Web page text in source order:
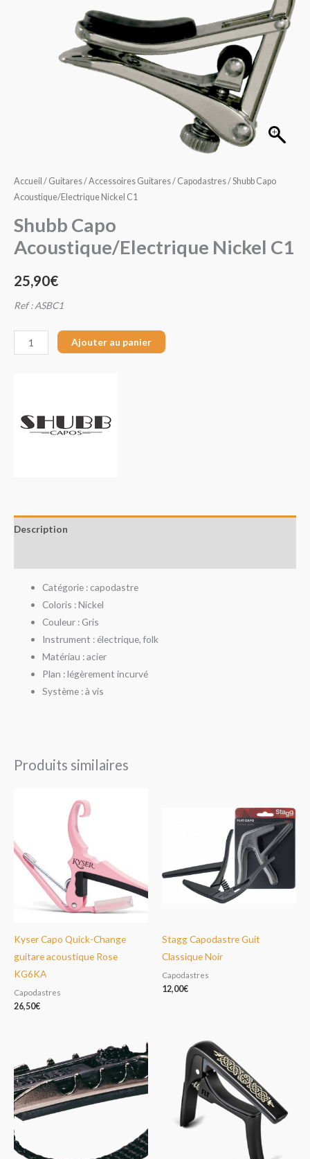
Accueil / Guitares/Accessoires Guitares/ Capodastres/ Shubb Capo
Acoustique/Electrique Nickel C1
Shubb Capo
Acoustique/Electrique Nickel C1
25,90€
Ref : ASBC1
Ajouter au panier
Description
Catégorie : capodastre
Coloris : Nickel
Couleur : Gris
Instrument : électrique, folk
Matériau : acier
Plan : légèrement incurvé
Système : à vis
Produits similaires
Kyser Capo Quick-Change
guitare acoustique Rose
KG6KA
Capodastres
26,50€
Stagg Capodastre Guit
Classique Noir
Capodastres
12,00€